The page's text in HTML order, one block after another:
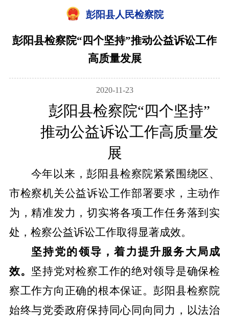
彭阳县人民检察院
彭阳县检察院“四个坚持”推动公益诉讼工作
高质量发展
2020-11-23
彭阳县检察院“四个坚持”
推动公益诉讼工作高质量发
展
今年以来，彭阳县检察院紧紧围绕区、
市检察机关公益诉讼工作部署要求，主动作
为，精准发力，切实将各项工作任务落到实
处，检察公益诉讼工作取得显著成效。
坚持党的领导，着力提升服务大局成
效。 坚持党对检察工作的绝对领导是确保检
察工作方向正确的根本保证。彭阳县检察院
始终与党委政府保持同心同向同力，以法治